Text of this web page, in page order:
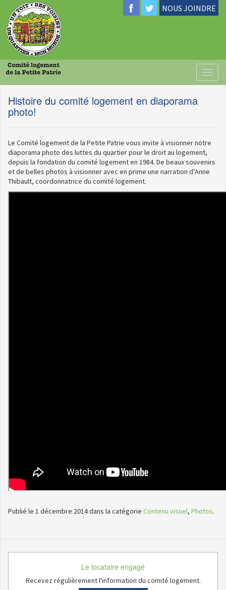
NOUS JOINDRE
Histoire du comité logement en diaporama
photo!
Le Comité logement de la Petite Patrie vous invite à visionner notre
diaporama photo des luttes du quartier pour le droit au logement,
depuis la fondation du comité logement en 1984. De beaux souvenirs
et de belles photos à visionner avec en prime une narration d’Anne
Thibault, coordonnatrice du comité logement.
Publié le 1 décembre 2014 dans la catégorie Contenu visuel, Photos.
Le locataire engagé
Recevez régulièrement l'information du comité logement.